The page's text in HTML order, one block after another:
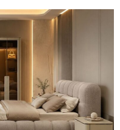
Dokunuşlarla